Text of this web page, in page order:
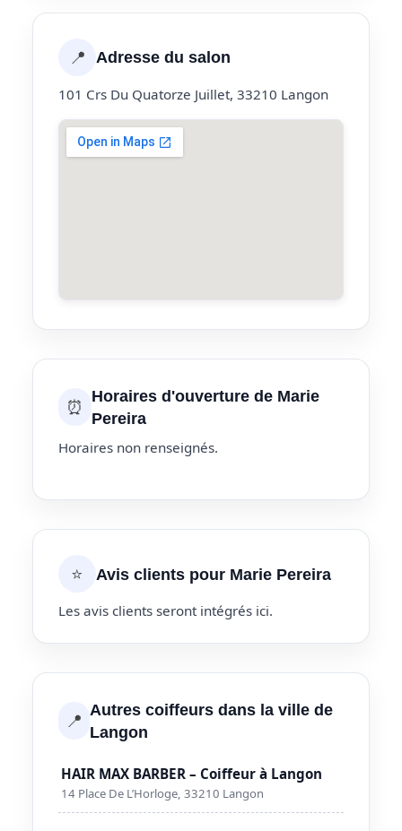
📍 Adresse du salon
101 Crs Du Quatorze Juillet, 33210 Langon
⏰
Horaires d'ouverture de Marie
Pereira
Horaires non renseignés.
⭐ Avis clients pour Marie Pereira
Les avis clients seront intégrés ici.
📍 Autres coiffeurs dans la ville de
Langon
HAIR MAX BARBER – Coiffeur à Langon
14 Place De L’Horloge, 33210 Langon